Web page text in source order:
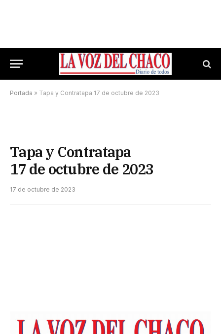
Portada » Tapa y Contratapa 17 de octubre de 2023
Tapa y Contratapa
17 de octubre de 2023
17 de octubre de 2023